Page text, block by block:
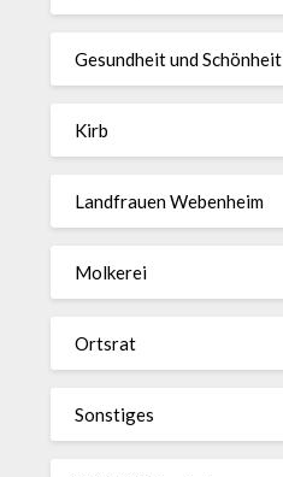
Gesundheit und Schönheit
Kirb
Landfrauen Webenheim
Molkerei
Ortsrat
Sonstiges